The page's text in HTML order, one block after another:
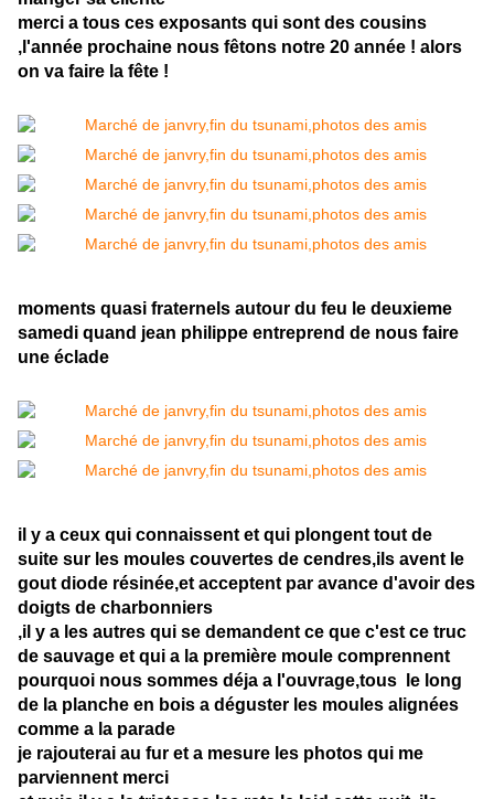
merci a tous ces exposants qui sont des cousins
,l'année prochaine nous fêtons notre 20 année ! alors
on va faire la fête !
moments quasi fraternels autour du feu le deuxieme
samedi quand jean philippe entreprend de nous faire
une éclade
il y a ceux qui connaissent et qui plongent tout de
suite sur les moules couvertes de cendres,ils avent le
gout diode résinée,et acceptent par avance d'avoir des
doigts de charbonniers
,il y a les autres qui se demandent ce que c'est ce truc
de sauvage et qui a la première moule comprennent
pourquoi nous sommes déja a l'ouvrage,tous le long
de la planche en bois a déguster les moules alignées
comme a la parade
je rajouterai au fur et a mesure les photos qui me
parviennent merci